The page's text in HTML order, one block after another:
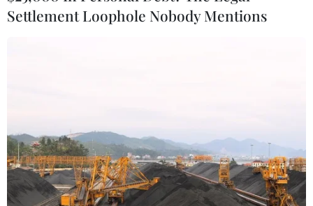
Settlement Loophole Nobody Mentions